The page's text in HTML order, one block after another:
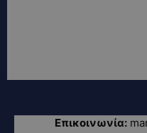
Επικοινωνία: